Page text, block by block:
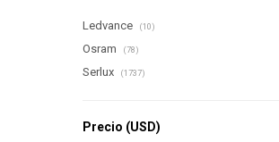
Ledvance (10)
Osram (78)
Serlux (1737)
Precio (USD)